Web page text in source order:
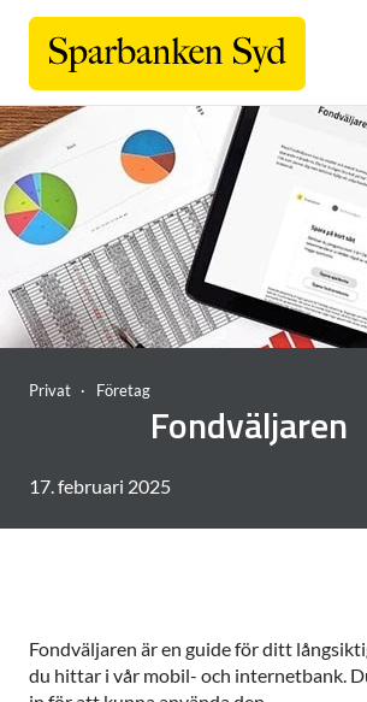
Privat Företag
Fondväljaren
17. februari 2025
Fondväljaren är en guide för ditt
du hittar i vår mobil- och internetbank.